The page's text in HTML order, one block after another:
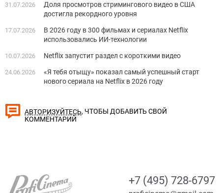
31.07.2026
Доля просмотров стримингового видео в США
достигла рекордного уровня
17.07.2026
В 2026 году в 300 фильмах и сериалах Netflix
использовались ИИ-технологии
10.07.2026 Netflix запустит раздел с короткими видео
24.06.2026
«Я тебя отыщу» показал самый успешный старт
нового сериала на Netflix в 2026 году
АВТОРИЗУЙТЕСЬ, ЧТОБЫ ДОБАВИТЬ СВОЙ
КОММЕНТАРИЙ
+7 (495) 728-6797